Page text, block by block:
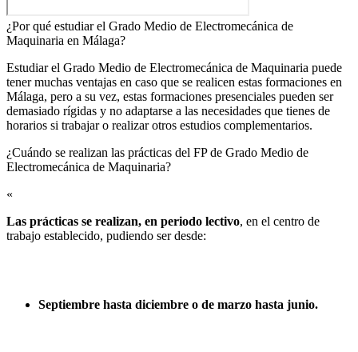
¿Por qué estudiar el Grado Medio de Electromecánica de
Maquinaria en Málaga?
Estudiar el Grado Medio de Electromecánica de Maquinaria puede
tener muchas ventajas en caso que se realicen estas formaciones en
Málaga, pero a su vez, estas formaciones presenciales pueden ser
demasiado rígidas y no adaptarse a las necesidades que tienes de
horarios si trabajar o realizar otros estudios complementarios.
¿Cuándo se realizan las prácticas del FP de Grado Medio de
Electromecánica de Maquinaria?​
«
Las prácticas se realizan, en periodo lectivo, en el centro de
trabajo establecido, pudiendo ser desde:
Septiembre hasta diciembre o de marzo hasta junio.